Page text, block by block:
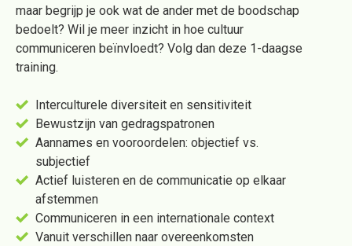
maar begrijp je ook wat de ander met de boodschap
bedoelt? Wil je meer inzicht in hoe cultuur
communiceren beïnvloedt? Volg dan deze 1-daagse
training.
Interculturele diversiteit en sensitiviteit
Bewustzijn van gedragspatronen
Aannames en vooroordelen: objectief vs.
subjectief
Actief luisteren en de communicatie op elkaar
afstemmen
Communiceren in een internationale context
Vanuit verschillen naar overeenkomsten